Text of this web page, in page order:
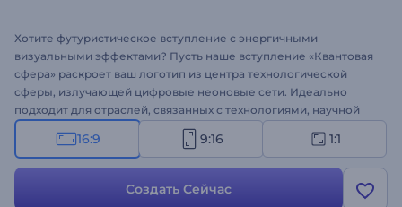
Хотите футуристическое вступление с энергичными
визуальными эффектами? Пусть наше вступление «Квантовая
сфера» раскроет ваш логотип из центра технологической
сферы, излучающей цифровые неоновые сети. Идеально
подходит для отраслей, связанных с технологиями, научной
фантастикой, квантовой механикой, космосом, инновациями и
другими. Благодаря энергетическому центру ваш бренд
добавьте слоган и выберите саундтрек, соответствующий
атмосфере. Попробуйте прямо сейчас!
16:9 9:16 1:1
Создать Сейчас